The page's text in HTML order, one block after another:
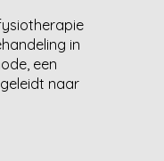
in
een
naar